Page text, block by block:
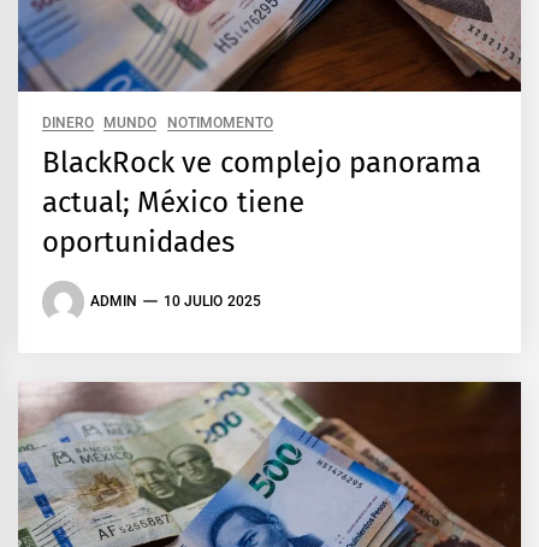
DINERO MUNDO NOTIMOMENTO
BlackRock ve complejo panorama
actual; México tiene
oportunidades
ADMIN 10 JULIO 2025